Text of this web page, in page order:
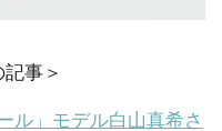
事＞
ル」モデル白山真希さ